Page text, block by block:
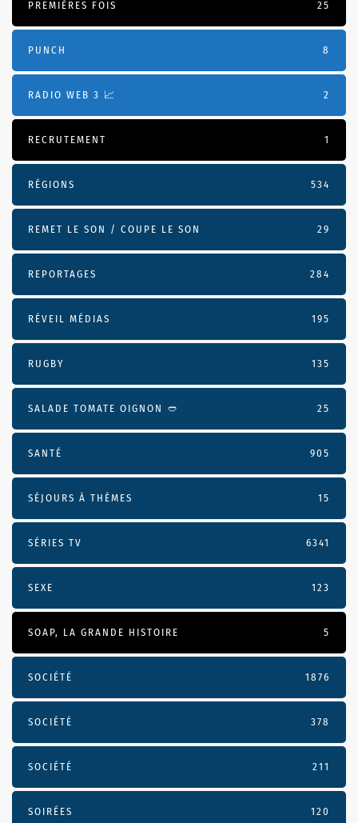
PREMIÈRES FOIS 25
PUNCH 8
RADIO WEB 3 📈 2
RECRUTEMENT 1
RÉGIONS 534
REMET LE SON / COUPE LE SON 29
REPORTAGES 284
RÉVEIL MÉDIAS 195
RUGBY 135
SALADE TOMATE OIGNON 🥙 25
SANTÉ 905
SÉJOURS À THÈMES 15
SÉRIES TV 6341
SEXE 123
SOAP, LA GRANDE HISTOIRE 5
SOCIÉTÉ 1876
SOCIÉTÉ 378
SOCIÉTÉ 211
SOIRÉES 120